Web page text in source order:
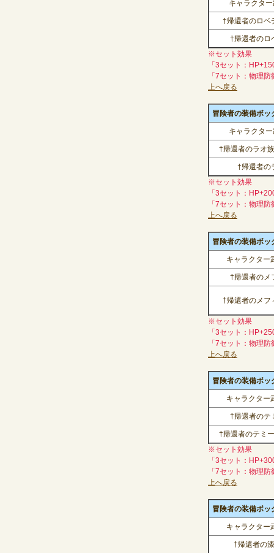
キャラクタ
†帰還者のロベ
†帰還者のロ
※セット効果
「3セット：
「7セット：物理
上へ戻る
冒険者の装備ボッ
キャラクタ
†帰還者のラオ
†帰還者の
※セット効果
「3セット：
「7セット：物理
上へ戻る
冒険者の装備ボッ
キャラクター
†帰還者のメ
†帰還者のメフ
※セット効果
「3セット：
「7セット：物理
上へ戻る
冒険者の装備ボッ
キャラクター
†帰還者のテ
†帰還者のテミ
※セット効果
「3セット：
「7セット：物理
上へ戻る
冒険者の装備ボッ
キャラクター
†帰還者の